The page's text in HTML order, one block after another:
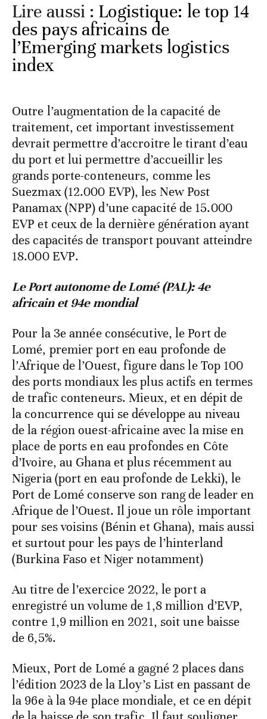
Lire aussi : Logistique: le top 14
des pays africains de
l’Emerging markets logistics
index
Outre l’augmentation de la capacité de
traitement, cet important investissement
devrait permettre d’accroitre le tirant d’eau
du port et lui permettre d’accueillir les
grands porte-conteneurs, comme les
Suezmax (12.000 EVP), les New Post
Panamax (NPP) d’une capacité de 15.000
EVP et ceux de la dernière génération ayant
des capacités de transport pouvant atteindre
18.000 EVP.
Le Port autonome de Lomé (PAL): 4e
africain et 94e mondial
Pour la 3e année consécutive, le Port de
Lomé, premier port en eau profonde de
l’Afrique de l’Ouest, figure dans le Top 100
des ports mondiaux les plus actifs en termes
de trafic conteneurs. Mieux, et en dépit de
la concurrence qui se développe au niveau
de la région ouest-africaine avec la mise en
place de ports en eau profondes en Côte
d’Ivoire, au Ghana et plus récemment au
Nigeria (port en eau profonde de Lekki), le
Port de Lomé conserve son rang de leader en
Afrique de l’Ouest. Il joue un rôle important
pour ses voisins (Bénin et Ghana), mais aussi
et surtout pour les pays de l’hinterland
(Burkina Faso et Niger notamment)
Au titre de l’exercice 2022, le port a
enregistré un volume de 1,8 million d’EVP,
contre 1,9 million en 2021, soit une baisse
de 6,5%.
Mieux, Port de Lomé a gagné 2 places dans
l’édition 2023 de la Lloy’s List en passant de
la 96e à la 94e place mondiale, et ce en dépit